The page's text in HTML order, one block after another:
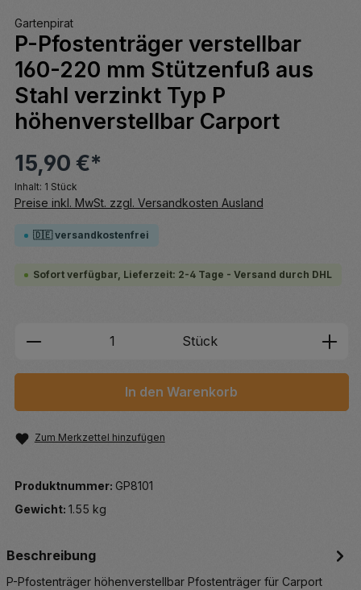
Gartenpirat
P-Pfostenträger verstellbar
160-220 mm Stützenfuß aus
Stahl verzinkt Typ P
höhenverstellbar Carport
15,90 €*
Inhalt: 1 Stück
Preise inkl. MwSt. zzgl. Versandkosten Ausland
🇩🇪 versandkostenfrei
Sofort verfügbar, Lieferzeit: 2-4 Tage - Versand durch DHL
Produkt Anzahl: Gib den
Stück
In den Warenkorb
Zum Merkzettel hinzufügen
Produktnummer: GP8101
Gewicht: 1.55 kg
Beschreibung
P-Pfostenträger höhenverstellbar Pfostenträger für Carport